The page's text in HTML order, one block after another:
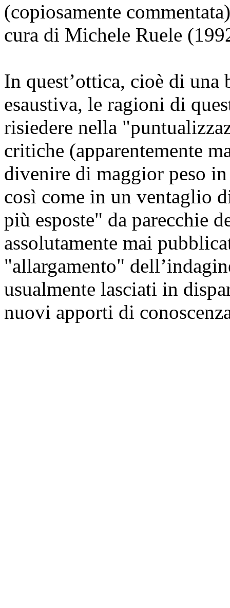
(copiosamente
cura di Michele Ruele
In quest’ottica, cioè di
esaustiva, le ragioni di
risiedere nella
critiche (apparentemente
divenire di maggior peso
così come in un ventaglio
più esposte" da parecchie
assolutamente mai
"allargamento"
usualmente lasciati in
nuovi apporti di